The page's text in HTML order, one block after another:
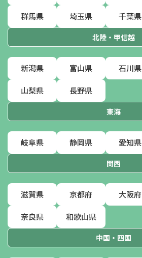
群馬県 埼玉県 千葉県
北陸・甲信越
新潟県 富山県 石川県
山梨県 長野県
東海
岐阜県 静岡県 愛知県
関西
滋賀県 京都府 大阪府
奈良県 和歌山県
中国・四国